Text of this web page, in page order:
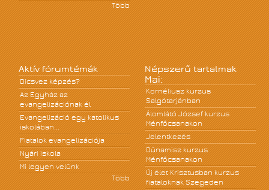
Több
Aktív fórumtémák
Dicsvez képzés?
Az Egyház az
evangelizációnak él
Evangelizáció egy katolikus
iskolában...
Fiatalok evangelizációja
Nyári iskola
Mi legyen velünk
Több
Népszerű tartalmak
Mai:
Kornéliusz kurzus
Salgótarjánban
Álomlátó József kurzus
Ménfőcsanakon
Jelentkezés
Dünamisz kurzus
Ménfőcsanakon
Új élet Krisztusban kurzus
fiataloknak Szegeden